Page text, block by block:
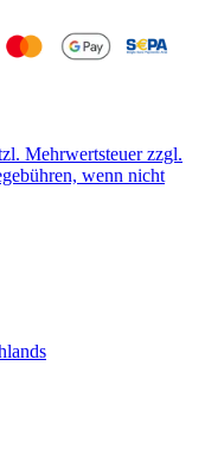
Mehrwertsteuer zzgl.
wenn nicht